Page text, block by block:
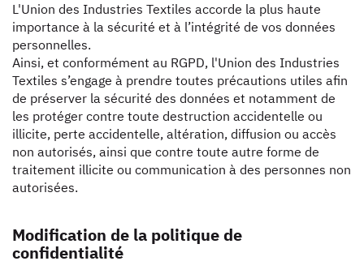
L'Union des Industries Textiles accorde la plus haute
importance à la sécurité et à l’intégrité de vos données
personnelles.
Ainsi, et conformément au RGPD, l'Union des Industries
Textiles s’engage à prendre toutes précautions utiles afin
de préserver la sécurité des données et notamment de
les protéger contre toute destruction accidentelle ou
illicite, perte accidentelle, altération, diffusion ou accès
non autorisés, ainsi que contre toute autre forme de
traitement illicite ou communication à des personnes non
autorisées.
Modification de la politique de
confidentialité